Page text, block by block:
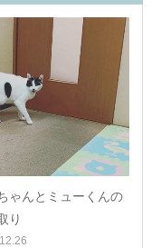
ゃんとミューくんの
り